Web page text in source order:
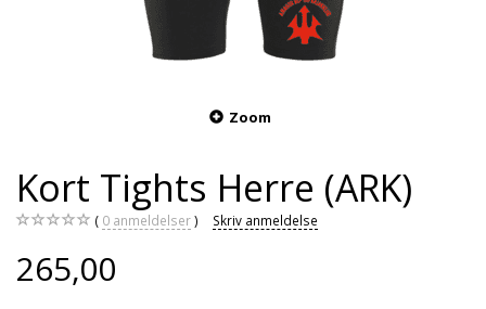
Zoom
Kort Tights Herre (ARK)
0 anmeldelser Skriv anmeldelse
265,00